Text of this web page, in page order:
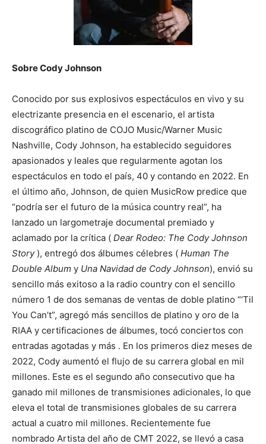
Sobre Cody Johnson
Conocido por sus explosivos espectáculos en vivo y su
electrizante presencia en el escenario, el artista
discográfico platino de COJO Music/Warner Music
Nashville, Cody Johnson, ha establecido seguidores
apasionados y leales que regularmente agotan los
espectáculos en todo el país, 40 y contando en 2022. En
el último año, Johnson, de quien MusicRow predice que
“podría ser el futuro de la música country real”, ha
lanzado un largometraje documental premiado y
aclamado por la crítica ( Dear Rodeo: The Cody Johnson
Story), entregó dos álbumes célebres ( Human The
Double Album y Una Navidad de Cody Johnson), envió su
sencillo más exitoso a la radio country con el sencillo
número 1 de dos semanas de ventas de doble platino “‘Til
You Can’t”, agregó más sencillos de platino y oro de la
RIAA y certificaciones de álbumes, tocó conciertos con
entradas agotadas y más . En los primeros diez meses de
2022, Cody aumentó el flujo de su carrera global en mil
millones. Este es el segundo año consecutivo que ha
ganado mil millones de transmisiones adicionales, lo que
eleva el total de transmisiones globales de su carrera
actual a cuatro mil millones. Recientemente fue
nombrado Artista del año de CMT 2022, se llevó a casa